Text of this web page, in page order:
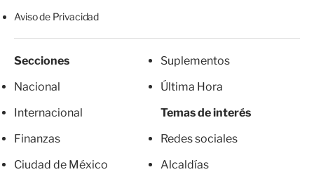
Aviso de Privacidad
Secciones
Nacional
Internacional
Finanzas
Ciudad de México
Suplementos
Última Hora
Temas de interés
Redes sociales
Alcaldías